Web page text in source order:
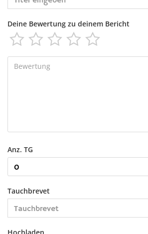
Deine Bewertung zu deinem Bericht
    
Anz. TG
Tauchbrevet